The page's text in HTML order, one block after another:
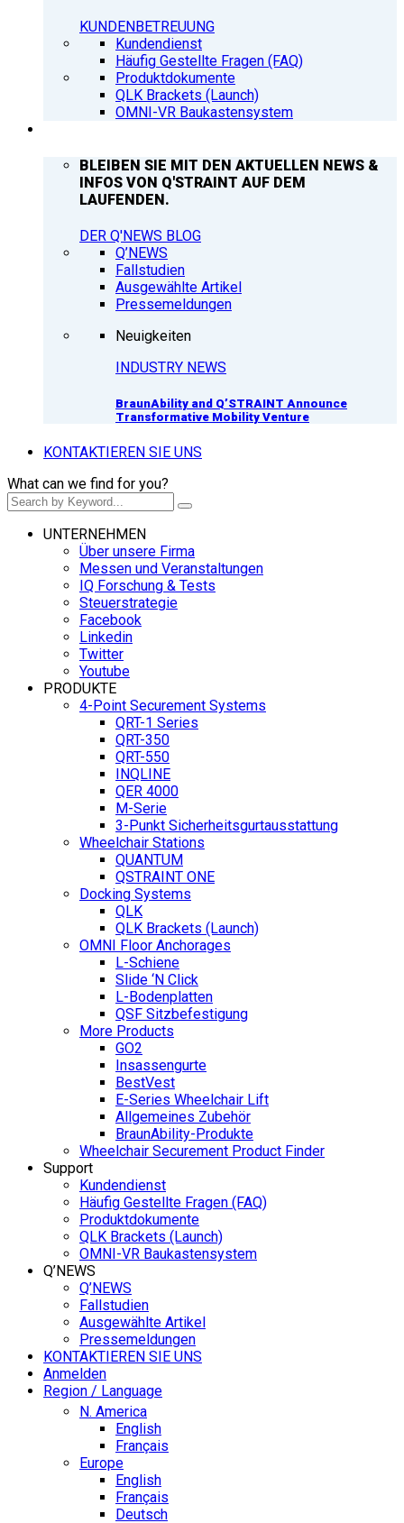
KUNDENBETREUUNG
Kundendienst
Häufig Gestellte Fragen (FAQ)
Produktdokumente
QLK Brackets (Launch)
OMNI-VR Baukastensystem
BLEIBEN SIE MIT DEN AKTUELLEN NEWS &
INFOS VON Q'STRAINT AUF DEM
LAUFENDEN.
DER Q'NEWS BLOG
Q’NEWS
Fallstudien
Ausgewählte Artikel
Pressemeldungen
Neuigkeiten
INDUSTRY NEWS
BraunAbility and Q’STRAINT Announce
Transformative Mobility Venture
KONTAKTIEREN SIE UNS
What can we find for you?
UNTERNEHMEN
Über unsere Firma
Messen und Veranstaltungen
IQ Forschung & Tests
Steuerstrategie
Facebook
Linkedin
Twitter
Youtube
PRODUKTE
4-Point Securement Systems
QRT-1 Series
QRT-350
QRT-550
INQLINE
QER 4000
M-Serie
3-Punkt Sicherheitsgurtausstattung
Wheelchair Stations
QUANTUM
QSTRAINT ONE
Docking Systems
QLK
QLK Brackets (Launch)
OMNI Floor Anchorages
L-Schiene
Slide ‘N Click
L-Bodenplatten
QSF Sitzbefestigung
More Products
GO2
Insassengurte
BestVest
E-Series Wheelchair Lift
Allgemeines Zubehör
BraunAbility-Produkte
Wheelchair Securement Product Finder
Support
Kundendienst
Häufig Gestellte Fragen (FAQ)
Produktdokumente
QLK Brackets (Launch)
OMNI-VR Baukastensystem
Q’NEWS
Q’NEWS
Fallstudien
Ausgewählte Artikel
Pressemeldungen
KONTAKTIEREN SIE UNS
Anmelden
Region / Language
N. America
English
Français
Europe
English
Français
Deutsch